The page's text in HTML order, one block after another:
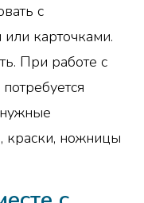
с
карточками.
При работе с
краски, ножницы